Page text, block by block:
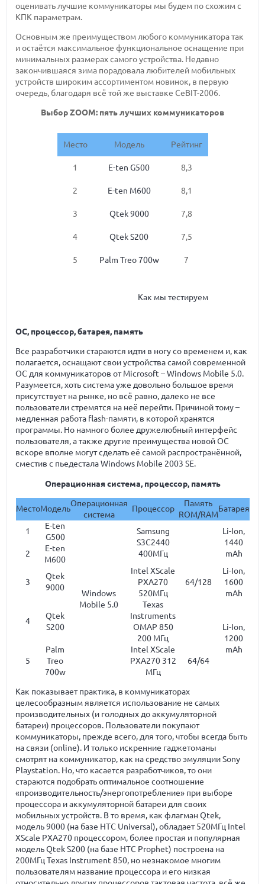
оценивать лучшие коммуникаторы мы будем по схожим с
КПК параметрам.
Основным же преимуществом любого коммуникатора так
и остаётся максимальное функциональное оснащение при
минимальных размерах самого устройства. Недавно
закончившаяся зима порадовала любителей мобильных
устройств широким ассортиментом новинок, в первую
очередь, благодаря всё той же выставке CeBIT-2006.
Выбор ZOOM: пять лучших коммуникаторов
Место Модель Рейтинг
1 E-ten G500 8,3
2 E-ten M600 8,1
3 Qtek 9000 7,8
4 Qtek S200 7,5
5 Palm Treo 700w 7
Как мы тестируем
ОС, процессор, батарея, память
Все разработчики стараются идти в ногу со временем и, как
полагается, оснащают свои устройства самой современной
ОС для коммуникаторов от Microsoft – Windows Mobile 5.0.
Разумеется, хоть система уже довольно большое время
присутствует на рынке, но всё равно, далеко не все
пользователи стремятся на неё перейти. Причиной тому –
медленная работа flash-памяти, в которой хранятся
программы. Но намного более дружелюбный интерфейс
пользователя, а также другие преимущества новой ОС
вскоре вполне могут сделать её самой распространённой,
сместив с пьедестала Windows Mobile 2003 SE.
Операционная система, процессор, память
МестоМодель
Операционная
система
Процессор
Память
ROM/RAM
Батарея
1
E-ten
G500
Windows
Mobile 5.0
Samsung
S3C2440
400МГц
64/128
Li-Ion,
1440
mAh
2
E-ten
M600
3
Qtek
9000
Intel XScale
PXA270
520МГц
Li-Ion,
1600
mAh
4
Qtek
S200
Texas
Instruments
OMAP 850
200 МГц
Li-Ion,
1200
mAh
5
Palm
Treo
700w
Intel XScale
PXA270 312
МГц
64/64
Как показывает практика, в коммуникаторах
целесообразным является использование не самых
производительных (и голодных до аккумуляторной
батареи) процессоров. Пользователи покупают
коммуникаторы, прежде всего, для того, чтобы всегда быть
на связи (online). И только искренние гаджетоманы
смотрят на коммуникатор, как на средство эмуляции Sony
Playstation. Но, что касается разработчиков, то они
стараются подобрать оптимальное соотношение
«производительность/энергопотребление» при выборе
процессора и аккумуляторной батареи для своих
мобильных устройств. В то время, как флагман Qtek,
модель 9000 (на базе HTC Universal), обладает 520МГц Intel
XScale PXA270 процессором, более простая и популярная
модель Qtek S200 (на базе HTC Prophet) построена на
200МГц Texas Instrument 850, но незнакомое многим
пользователям название процессора и его низкая